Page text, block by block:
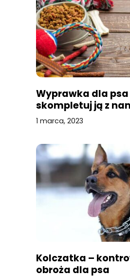
Wyprawka dla psa
skompletuj ją z
1 marca, 2023
Kolczatka –
obroża dla psa